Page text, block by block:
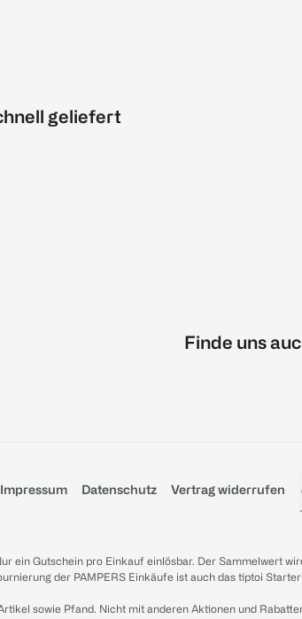
geliefert
Finde uns
Impressum Datenschutz Vertrag widerrufen
ein Gutschein pro Einkauf einlösbar. Der Sammelwert
der PAMPERS Einkäufe ist auch das tiptoi
sowie Pfand. Nicht mit anderen Aktionen und